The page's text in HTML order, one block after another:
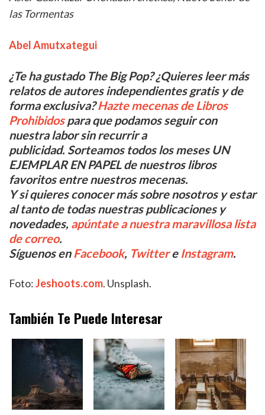
las Tormentas
Abel Amutxategui
¿Te ha gustado The Big Pop? ¿Quieres leer más
relatos de autores independientes gratis y de
forma exclusiva?Hazte mecenas de Libros
Prohibidospara que podamos seguir con
nuestra labor sin recurrir a
publicidad. Sorteamos todos los meses UN
EJEMPLAR EN PAPEL de nuestros libros
favoritos entre nuestros mecenas.
Y si quieres conocer más sobre nosotros y estar
al tanto de todas nuestras publicaciones y
novedades, apúntate a nuestra maravillosa lista
de correo.
Síguenos enFacebook, Twittere Instagram.
Foto:Jeshoots.com. Unsplash.
También Te Puede Interesar